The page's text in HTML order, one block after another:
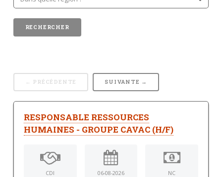
← PRÉCÉDENTE SUIVANTE →
RESPONSABLE RESSOURCES
HUMAINES - GROUPE CAVAC (H/F)
CDI 06-08-2026 NC